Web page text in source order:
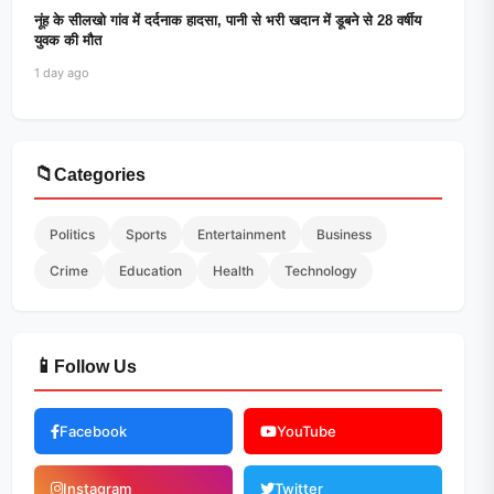
नूंह के सीलखो गांव में दर्दनाक हादसा, पानी से भरी खदान में डूबने से 28 वर्षीय
युवक की मौत
1 day ago
📁Categories
Politics Sports Entertainment Business
Crime Education Health Technology
📱 Follow Us
Facebook YouTube
Instagram Twitter